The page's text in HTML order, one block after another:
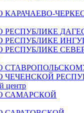
КАРАЧАЕВО-
РЕСПУБЛИКЕ
РЕСПУБЛИКЕ
РЕСПУБЛИКЕ
ЧЕЧЕНСКОЙ
центр
САМАРСКОЙ